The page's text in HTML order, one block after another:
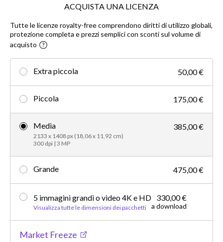
ACQUISTA UNA LICENZA
Tutte le licenze royalty-free comprendono diritti di utilizzo globali,
protezione completa e prezzi semplici con sconti sul volume di
acquisto
Extra piccola 50,00 €
Piccola 175,00 €
Media
2133 x 1408 px (18,06 x 11,92 cm)
300 dpi | 3 MP
385,00 €
Grande 475,00 €
5 immagini grandi o video 4K e HD
Visualizza tutte le dimensioni dei pacchetti
330,00 €
a download
Market Freeze